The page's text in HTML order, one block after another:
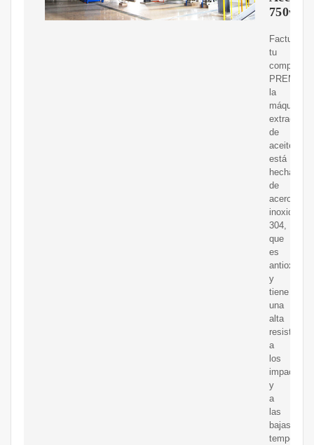
750w
tu
la
máquina
extractora
de
aceite
está
hecha
de
acero
inoxidable
304,
que
es
y
tiene
una
alta
resistencia
a
los
impactos
y
a
las
bajas